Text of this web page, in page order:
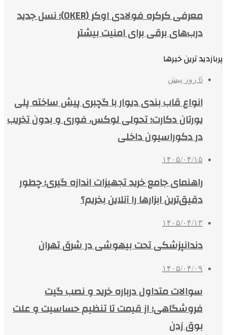
معرفی کرکره فولادی اوکر (OKER)؛ نسل جدید
درب‌های برقی برای امنیت بیشتر
پربازدید ترین خبرها
6 روز پیش
انواع قاب بندی دیوار با گچبری پیش ساخته پلی
یورتان دکارت؛ تحولی لوکس، فوری و بدون تخریب
در دکوراسیون داخلی
۱۴۰۵/۰۴/۱۵
راهنمای جامع خرید تجهیزات اندازه گیری؛ چطور
دقیق‌ترین ابزارها را آنلاین بخریم؟
۱۴۰۵/۰۴/۱۳
دندانپزشکی تحت بیهوشی در شرق تهران
۱۴۰۵/۰۴/۰۹
سوالات متداول درباره خرید و نصب گیت
فروشگاهی؛ از قیمت تا تنظیم حساسیت و علت
بوق زدن